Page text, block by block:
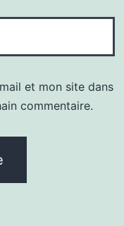
et mon site dans
commentaire.